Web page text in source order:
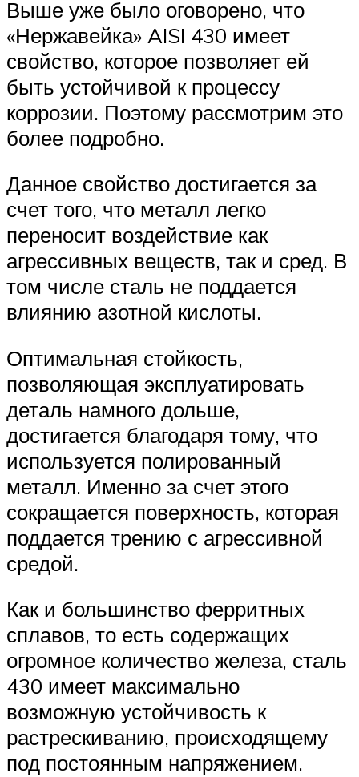
Выше уже было оговорено, что
«Нержавейка» AISI 430 имеет
свойство, которое позволяет ей
быть устойчивой к процессу
коррозии. Поэтому рассмотрим это
более подробно.
Данное свойство достигается за
счет того, что металл легко
переносит воздействие как
агрессивных веществ, так и сред. В
том числе сталь не поддается
влиянию азотной кислоты.
Оптимальная стойкость,
позволяющая эксплуатировать
деталь намного дольше,
достигается благодаря тому, что
используется полированный
металл. Именно за счет этого
сокращается поверхность, которая
поддается трению с агрессивной
средой.
Как и большинство ферритных
сплавов, то есть содержащих
огромное количество железа, сталь
430 имеет максимально
возможную устойчивость к
растрескиванию, происходящему
под постоянным напряжением.